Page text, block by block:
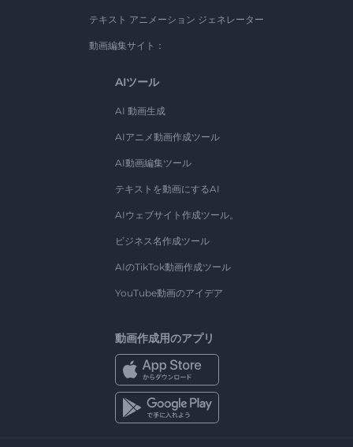
テキスト アニメーション ジェネレーター
動画編集サイト：
AIツール
AI 動画生成
AIアニメ動画作成ツール
AI動画編集ツール
テキストを動画にするAI
AIウェブサイト作成ツール。
ビジネス名作成ツール
AIのTikTok動画作成ツール
YouTube動画のアイデア
動画作成用のアプリ